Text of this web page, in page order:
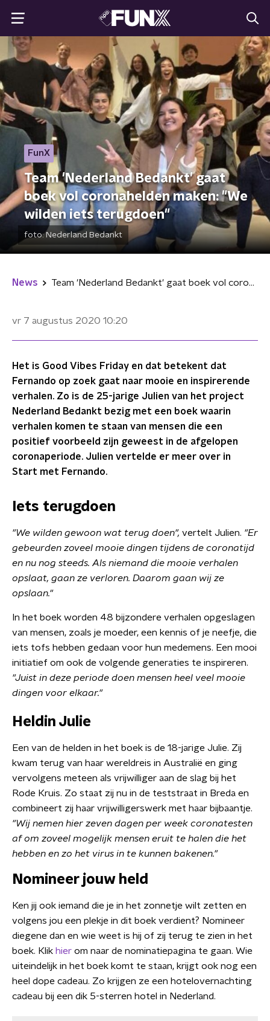
FunX
Team 'Nederland Bedankt' gaat
boek vol coronahelden maken: "We
wilden iets terugdoen"
foto: Nederland Bedankt
News Team 'Nederland Bedankt' gaat boek vol coronahelden maken: "We wilden iets terugdoen"
vr 7 augustus 2020 10:20
Het is Good Vibes Friday en dat betekent dat
Fernando op zoek gaat naar mooie en inspirerende
verhalen. Zo is de 25-jarige Julien van het project
Nederland Bedankt bezig met een boek waarin
verhalen komen te staan van mensen die een
positief voorbeeld zijn geweest in de afgelopen
coronaperiode. Julien vertelde er meer over in
Start met Fernando.
Iets terugdoen
"We wilden gewoon wat terug doen", vertelt Julien. "Er
gebeurden zoveel mooie dingen tijdens de coronatijd
en nu nog steeds. Als niemand die mooie verhalen
opslaat, gaan ze verloren. Daarom gaan wij ze
opslaan."
In het boek worden 48 bijzondere verhalen opgeslagen
van mensen, zoals je moeder, een kennis of je neefje, die
iets tofs hebben gedaan voor hun medemens. Een mooi
initiatief om ook de volgende generaties te inspireren.
"Juist in deze periode doen mensen heel veel mooie
dingen voor elkaar."
Heldin Julie
Een van de helden in het boek is de 18-jarige Julie. Zij
kwam terug van haar wereldreis in Australië en ging
vervolgens meteen als vrijwilliger aan de slag bij het
Rode Kruis. Zo staat zij nu in de teststraat in Breda en
combineert zij haar vrijwilligerswerk met haar bijbaantje.
"Wij nemen hier zeven dagen per week coronatesten
af om zoveel mogelijk mensen eruit te halen die het
hebben en zo het virus in te kunnen bakenen."
Nomineer jouw held
Ken jij ook iemand die je in het zonnetje wilt zetten en
volgens jou een plekje in dit boek verdient? Nomineer
diegene dan en wie weet is hij of zij terug te zien in het
boek. Klik hier om naar de nominatiepagina te gaan. Wie
uiteindelijk in het boek komt te staan, krijgt ook nog een
heel dope cadeau. Zo krijgen ze een hotelovernachting
cadeau bij een dik 5-sterren hotel in Nederland.